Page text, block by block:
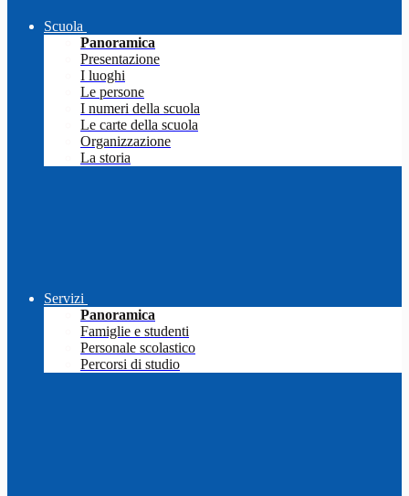
Scuola
Panoramica
Presentazione
I luoghi
Le persone
I numeri della scuola
Le carte della scuola
Organizzazione
La storia
Servizi
Panoramica
Famiglie e studenti
Personale scolastico
Percorsi di studio